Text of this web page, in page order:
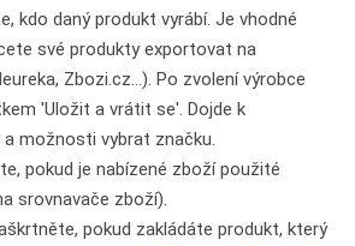
kdo daný produkt vyrábí. Je vhodné
své produkty exportovat na
Zbozi.cz...). Po zvolení výrobce
'Uložit a vrátit se'. Dojde k
možnosti vybrat značku.
pokud je nabízené zboží použité
srovnavače zboží).
pokud zakládáte produkt, který